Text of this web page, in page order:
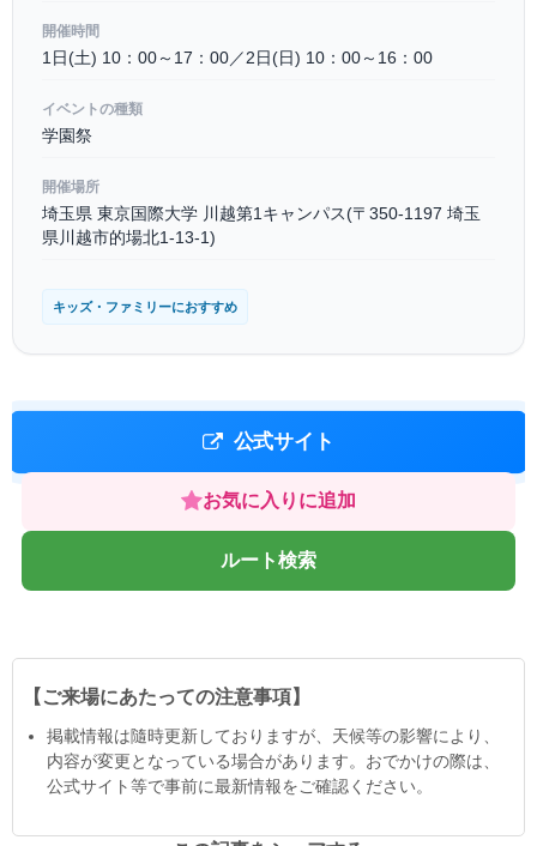
開催時間
1日(土) 10：00～17：00／2日(日) 10：00～16：00
イベントの種類
学園祭
開催場所
埼玉県 東京国際大学 川越第1キャンパス(〒350-1197 埼玉
県川越市的場北1-13-1)
キッズ・ファミリーにおすすめ
公式サイト
お気に入りに追加
ルート検索
【ご来場にあたっての注意事項】
掲載情報は隨時更新しておりますが、天候等の影響により、
内容が変更となっている場合があります。おでかけの際は、
公式サイト等で事前に最新情報をご確認ください。